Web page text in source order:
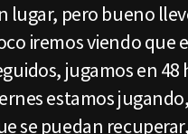
lugar, pero bueno
iremos viendo que
jugamos en
estamos
se puedan